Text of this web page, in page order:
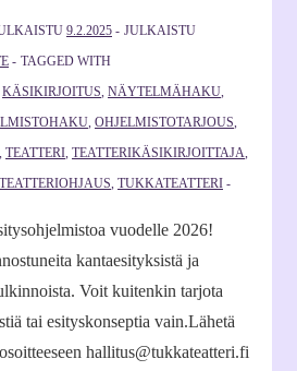
9.2.2025
JULKAISTU
TAGGED WITH
KÄSIKIRJOITUS NÄYTELMÄHAKU
OHJELMISTOTARJOUS
TEATTERI TEATTERIKÄSIKIRJOITTAJA
TEATTERIOHJAUS TUKKATEATTERI
vuodelle 2026!
kantaesityksistä ja
Voit kuitenkin tarjota
tai esityskonseptia vain.Lähetä
hallitus@tukkateatteri.fi